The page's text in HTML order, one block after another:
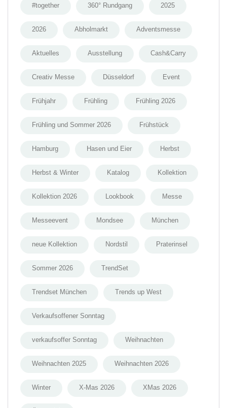
#together 360° Rundgang 2025
2026 Abholmarkt Adventsmesse
Aktuelles Ausstellung Cash&Carry
Creativ Messe Düsseldorf Event
Frühjahr Frühling Frühling 2026
Frühling und Sommer 2026 Frühstück
Hamburg Hasen und Eier Herbst
Herbst & Winter Katalog Kollektion
Kollektion 2026 Lookbook Messe
Messeevent Mondsee München
neue Kollektion Nordstil Praterinsel
Sommer 2026 TrendSet
Trendset München Trends up West
Verkaufsoffener Sonntag
verkaufsoffer Sonntag Weihnachten
Weihnachten 2025 Weihnachten 2026
Winter X-Mas 2026 XMas 2026